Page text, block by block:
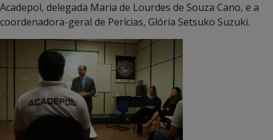
Acadepol, delegada Maria de Lourdes de Souza Cano, e a
coordenadora-geral de Perícias, Glória Setsuko Suzuki.